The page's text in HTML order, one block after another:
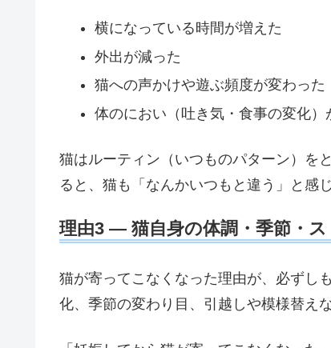
横になっている時間が増えた
外出が減った
猫への声かけや遊ぶ頻度が変わった
体のにおい（吐き気・食事の変化）
猫はルーティン（いつものパターン）を
ると、猫も「なんかいつもと違う」と感
理由3 — 猫自身の体調・季節・ス
猫が寄ってこなくなった理由が、必ずし
化、季節の変わり目、引越しや模様替え